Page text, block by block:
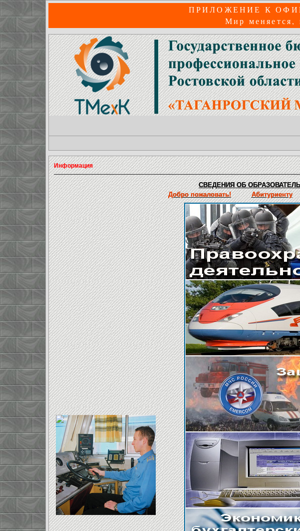
ПРИЛОЖЕНИЕ К
Мир меняется,
Информация
СВЕДЕНИЯ ОБ
Добро пожаловать!
Абитуриенту